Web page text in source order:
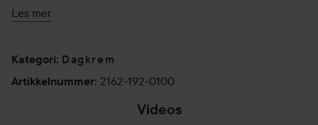
Bruk:
Ta en liten mengde av produkt i håndflaten og fordel det
resultat, bruk den gjerne to ganger daglig, både morgen og
kveld.
Les mer
Kategori: Dagkrem
Artikkelnummer: 2162-192-0100
Videos